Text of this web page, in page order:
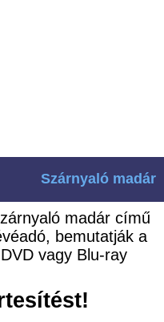
Szárnyaló madár
madár című
bemutatják a
vagy Blu-ray